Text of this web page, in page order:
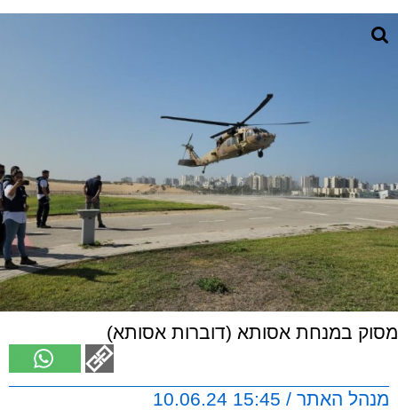
מסוק במנחת אסותא (דוברות אסותא)
מנהל האתר / 15:45 10.06.24